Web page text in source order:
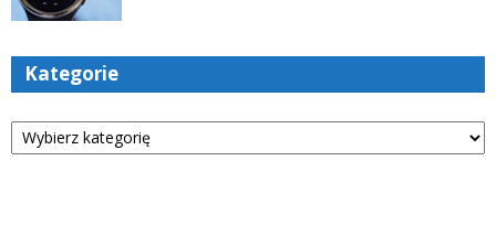
Kategorie
Kategorie